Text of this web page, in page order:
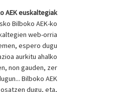
AEK euskaltegiak
Bilboko AEK-ko
web-orria
espero dugu
aurkitu ahalko
non gauden, zer
Bilboko AEK
dugu, eta,